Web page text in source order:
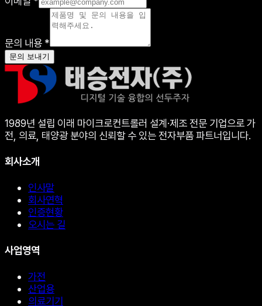
문의 내용 *
문의 보내기
1989년 설립 이래 마이크로컨트롤러 설계·제조 전문 기업으로 가
전, 의료, 태양광 분야의 신뢰할 수 있는 전자부품 파트너입니다.
회사소개
인사말
회사연혁
인증현황
오시는 길
사업영역
가전
산업용
의료기기